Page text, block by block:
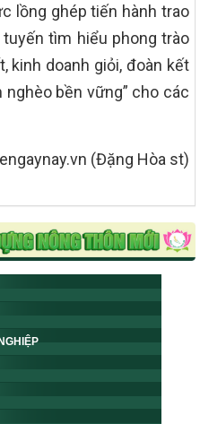
lồng ghép tiến hành trao
tìm hiểu phong trào
kinh doanh giỏi, đoàn kết
nghèo bền vững” cho các
(Đặng Hòa st)